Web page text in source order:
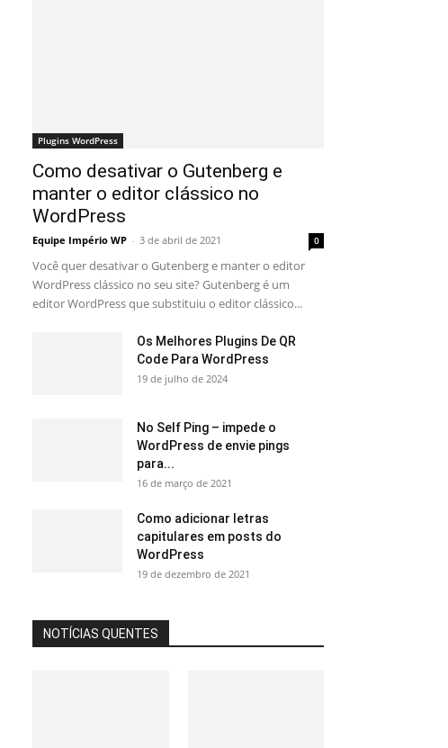
Plugins WordPress
Como desativar o Gutenberg e
manter o editor clássico no
WordPress
Equipe Império WP - 3 de abril de 2021 0
Você quer desativar o Gutenberg e manter o editor
WordPress clássico no seu site? Gutenberg é um
editor WordPress que substituiu o editor clássico...
Os Melhores Plugins De QR
Code Para WordPress
19 de julho de 2024
No Self Ping – impede o
WordPress de envie pings
para...
16 de março de 2021
Como adicionar letras
capitulares em posts do
WordPress
19 de dezembro de 2021
NOTÍCIAS QUENTES